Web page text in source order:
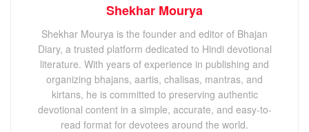
Shekhar Mourya
Shekhar Mourya is the founder and editor of Bhajan
Diary, a trusted platform dedicated to Hindi devotional
literature. With years of experience in publishing and
organizing bhajans, aartis, chalisas, mantras, and
kirtans, he is committed to preserving authentic
devotional content in a simple, accurate, and easy-to-
read format for devotees around the world.